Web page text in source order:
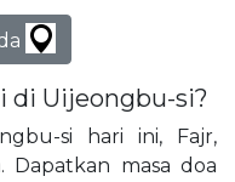
di Uijeongbu-si?
si hari ini, Fajr,
Dapatkan masa doa